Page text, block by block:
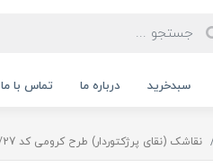
سبدخرید درباره ما تماس با ما
نقاشک (نقای پرژکتوردار) طرح کرومی کد 2022/27